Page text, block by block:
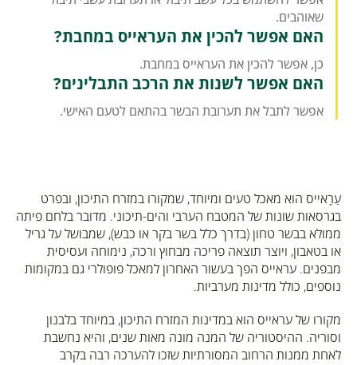
שאוהבים.
האם אפשר להכין את העראייס במחבת?
כן, אפשר להכין את העראייס במחבת.
האם אפשר לשנות את הרכב התבלינים?
אפשר לתבל את תערובת הבשר בהתאם לטעם האישי.
עַרָאייס הוא מאכל טעים ומיוחד, שמקורו במזרח התיכון, ובפרט
בגרסאות שונות של המטבח הערבי והים-תיכוני. מדובר בלחם פיתה
ממולא בבשר טחון (בדרך כלל בשר בקר או כבש), שמבושל על גריל
או בטאבון, ויוצר תוצאה פריכה מבחוץ ורכה, נימוחה ועסיסית
מבפנים. עראייס הפך בעשור האחרון למאכל פופולרי גם במקומות
נוספים, כולל מדינות מערביות.
מקורו של עראייס הוא במדינות המזרח התיכון, במיוחד בלבנון
וסוריה. ההיסטוריה של המנה מונה מאות שנים, והיא נחשבת
לאחת ממנות הרחוב המסורתיות שזכו להערכה רבה בקרב